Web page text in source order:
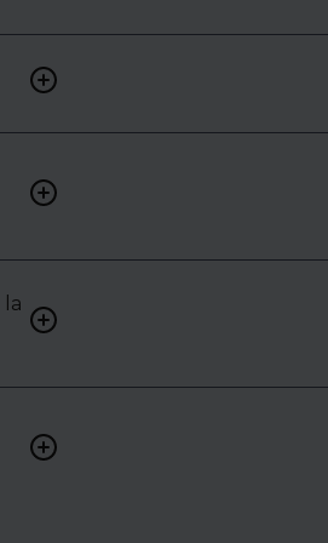
: contactez-nous pour y
Oui, nous organisons les
mettons en lumière ses
Bien sûr. Nos consultants
selon vos attentes et votre
Oui, nous intervenons
bail ou les conditions de
Absolument. Nous